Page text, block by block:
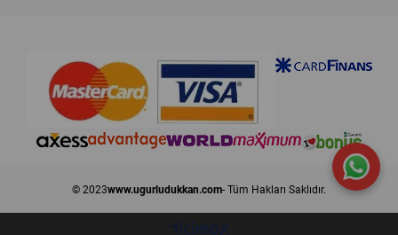
© 2023www.ugurludukkan.com- Tüm Hakları Saklıdır.